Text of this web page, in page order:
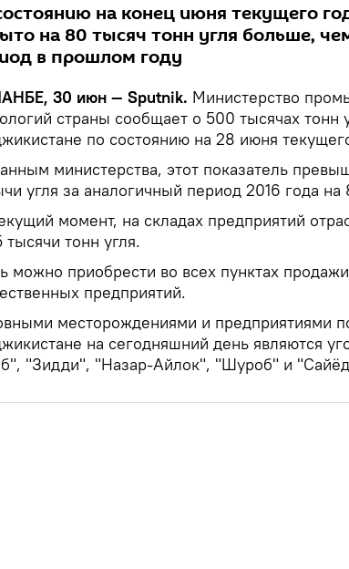
на конец июня текущего
на 80 тысяч тонн угля больше,
в прошлом году
30 июн — Sputnik. Министерство
страны сообщает о 500 тысячах тонн
по состоянию на 28 июня
министерства, этот показатель
угля за аналогичный период 2016 года на
момент, на складах предприятий
тысячи тонн угля.
можно приобрести во всех пунктах
предприятий.
месторождениями и предприятиями
на сегодняшний день являются
"Зидди", "Назар-Айлок", "Шуроб" и